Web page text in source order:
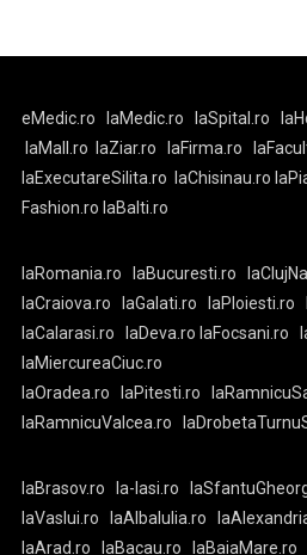
eMedic.ro laMedic.ro laSpital.ro
laMall.ro
laZiar.ro laFirma.ro
laExecutareSilita.ro
laChisinau.ro
Fashion.ro laBalti.ro
laRomania.ro laBucuresti.ro
laCraiova.ro
laGalati.ro laPloiesti.ro
laCalarasi.ro
laDeva.ro laFocsani.ro
laMiercureaCiuc.ro
laOradea.ro
laPitesti.ro
laRamnicuValcea.ro
laBrasov.ro la-Iasi.ro
laVaslui.ro
laAlbaIulia.ro
laArad.ro
laBacau.ro laBaiaMare.ro